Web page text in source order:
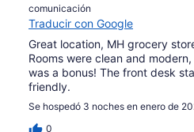
comunicación
Traducir con Google
Great location, MH grocery
Rooms were clean and
was a bonus! The front desk
friendly.
Se hospedó 3 noches en enero de
0